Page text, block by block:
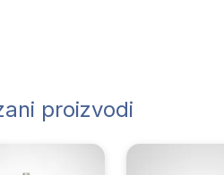
proizvodi